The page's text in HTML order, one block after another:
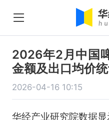
2026年2月中国
金额及出口均价
2026-04-16 10:15
华经产业研究院数据